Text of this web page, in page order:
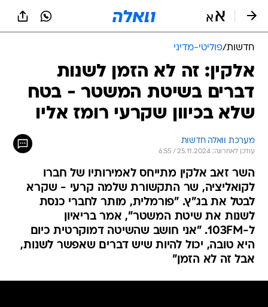
חדשות/פוליטי-מדיני
אלקין: זה לא הזמן לשנות
דברים בשיטת המשטר - בטח
שלא בכיוון שקרעי רומז אליו
מערכת וואלה חדשות
עודכן לאחרונה: 25.11.2024 / 6:55
השר זאב אלקין מתייחס לאמירותיו של חברו
לקואליציה, שר התקשורת שלמה קרעי - שקרא
לבטל את בג"ץ. "פורמלית, מותר לחברי כנסת
לשנות את שיטת המשטר", אמר בריאיון
ל-103FM. "אני חושב שהשיטה דמוקרטית כיום
היא טובה, יכול להיות שיש דברים שאפשר לשנות,
אבל זה לא הזמן"